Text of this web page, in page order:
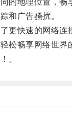
地理位置，畅
和广告骚扰。
快速的网络连
畅享网络世界
。